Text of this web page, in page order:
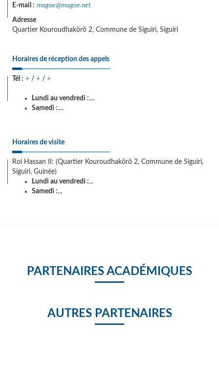
E-mail : magoe@magoe.net
Adresse
Quartier Kouroudhakörö 2, Commune de Siguiri, Siguiri
Horaires de réception des appels
Tél : + / + / +
Lundi au vendredi :....
Samedi :....
Horaires de visite
Roi Hassan II: (Quartier Kouroudhakörö 2, Commune de Siguiri,
Siguiri, Guinée)
Lundi au vendredi :...
Samedi :...
PARTENAIRES ACADÉMIQUES
AUTRES PARTENAIRES